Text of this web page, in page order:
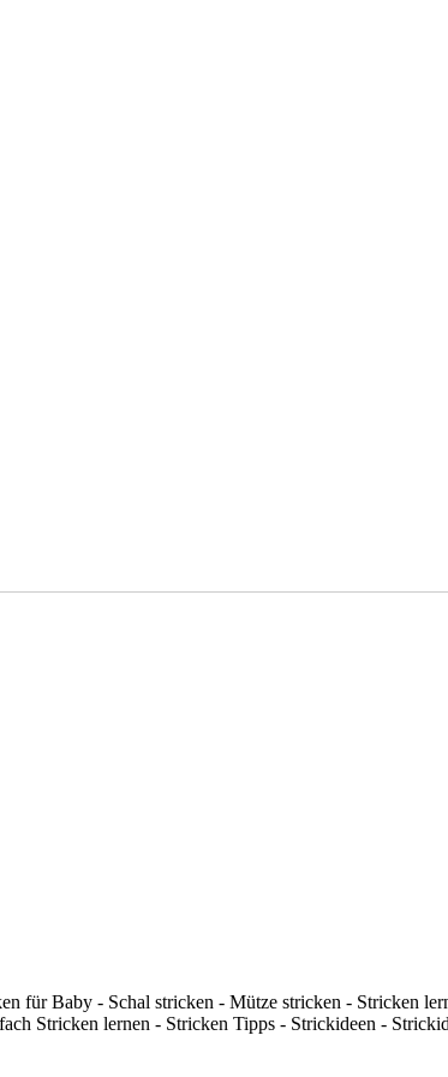
für Baby - Schal stricken - Mütze stricken - Stricken
Stricken lernen - Stricken Tipps - Strickideen -